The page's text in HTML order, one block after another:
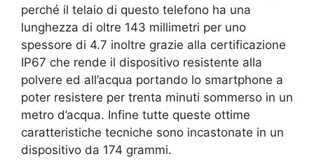
perché il telaio di questo telefono ha una
lunghezza di oltre 143 millimetri per uno
spessore di 4.7 inoltre grazie alla certificazione
IP67 che rende il dispositivo resistente alla
polvere ed all’acqua portando lo smartphone a
poter resistere per trenta minuti sommerso in un
metro d’acqua. Infine tutte queste ottime
caratteristiche tecniche sono incastonate in un
dispositivo da 174 grammi.